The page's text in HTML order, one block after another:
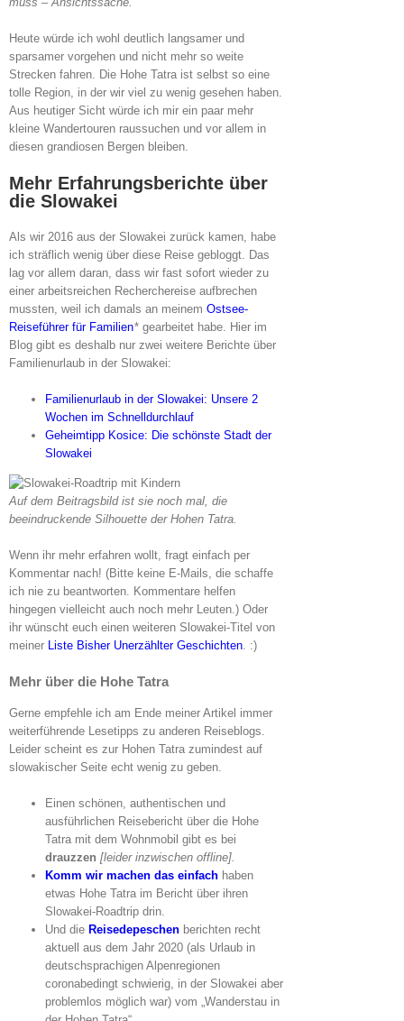
Heute würde ich wohl deutlich langsamer und
sparsamer vorgehen und nicht mehr so weite
Strecken fahren. Die Hohe Tatra ist selbst so eine
tolle Region, in der wir viel zu wenig gesehen haben.
Aus heutiger Sicht würde ich mir ein paar mehr
kleine Wandertouren raussuchen und vor allem in
diesen grandiosen Bergen bleiben.
Mehr Erfahrungsberichte über
die Slowakei
Als wir 2016 aus der Slowakei zurück kamen, habe
ich sträflich wenig über diese Reise gebloggt. Das
lag vor allem daran, dass wir fast sofort wieder zu
einer arbeitsreichen Recherchereise aufbrechen
mussten, weil ich damals an meinem Ostsee-
Reiseführer für Familien* gearbeitet habe. Hier im
Blog gibt es deshalb nur zwei weitere Berichte über
Familienurlaub in der Slowakei:
Familienurlaub in der Slowakei: Unsere 2
Wochen im Schnelldurchlauf
Geheimtipp Kosice: Die schönste Stadt der
Slowakei
Auf dem Beitragsbild ist sie noch mal, die
beeindruckende Silhouette der Hohen Tatra.
Wenn ihr mehr erfahren wollt, fragt einfach per
Kommentar nach! (Bitte keine E-Mails, die schaffe
ich nie zu beantworten. Kommentare helfen
hingegen vielleicht auch noch mehr Leuten.) Oder
ihr wünscht euch einen weiteren Slowakei-Titel von
meiner Liste Bisher Unerzählter Geschichten. :)
Mehr über die Hohe Tatra
Gerne empfehle ich am Ende meiner Artikel immer
weiterführende Lesetipps zu anderen Reiseblogs.
Leider scheint es zur Hohen Tatra zumindest auf
slowakischer Seite echt wenig zu geben.
Einen schönen, authentischen und
ausführlichen Reisebericht über die Hohe
Tatra mit dem Wohnmobil gibt es bei
drauzzen [leider inzwischen offline].
Komm wir machen das einfach haben
etwas Hohe Tatra im Bericht über ihren
Slowakei-Roadtrip drin.
Und die Reisedepeschen berichten recht
aktuell aus dem Jahr 2020 (als Urlaub in
deutschsprachigen Alpenregionen
coronabedingt schwierig, in der Slowakei aber
problemlos möglich war) vom „Wanderstau in